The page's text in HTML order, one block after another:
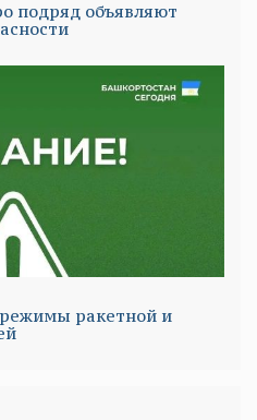
подряд объявляют
ракетной и